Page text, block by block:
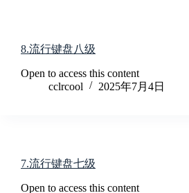
8.流行键盘八级
Open to access this content
cclrcool
2025年7月4日
7.流行键盘七级
Open to access this content